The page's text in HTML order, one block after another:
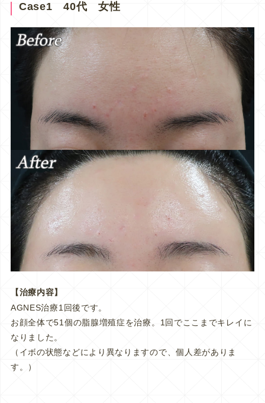
Case1 40代 女性
【治療内容】
AGNES治療1回後です。
お顔全体で51個の脂腺増殖症を治療。1回でここまでキレイに
なりました。
（イボの状態などにより異なりますので、個人差がありま
す。）